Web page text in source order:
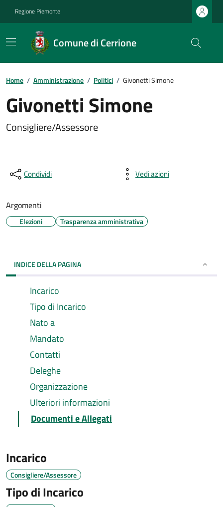
Regione Piemonte
Comune di Cerrione
Home / Amministrazione / Politici / Givonetti Simone
Givonetti Simone
Consigliere/Assessore
Condividi Vedi azioni
Argomenti
Elezioni Trasparenza amministrativa
INDICE DELLA PAGINA
Incarico
Tipo di Incarico
Nato a
Mandato
Contatti
Deleghe
Organizzazione
Ulteriori informazioni
Documenti e Allegati
Incarico
Consigliere/Assessore
Tipo di Incarico